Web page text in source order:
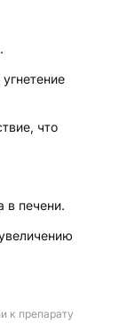
что
в печени.
к препарату